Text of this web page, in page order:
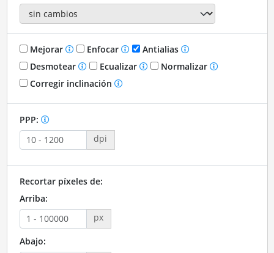
Mejorar Enfocar
Antialias
Desmotear
Ecualizar
Normalizar
Corregir inclinación
PPP:
dpi
Recortar píxeles de:
Arriba:
px
Abajo: